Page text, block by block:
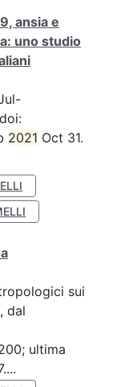
ansia e
uno studio
2021 Oct 31.
sui
dal
ultima